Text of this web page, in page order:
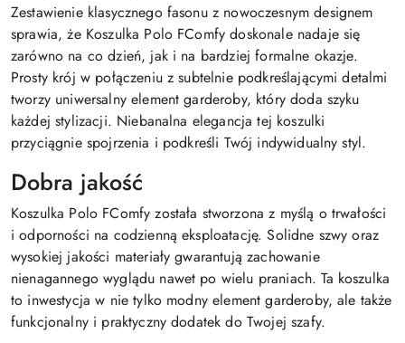
Zestawienie klasycznego fasonu z nowoczesnym designem
sprawia, że Koszulka Polo FComfy doskonale nadaje się
zarówno na co dzień, jak i na bardziej formalne okazje.
Prosty krój w połączeniu z subtelnie podkreślającymi detalmi
tworzy uniwersalny element garderoby, który doda szyku
każdej stylizacji. Niebanalna elegancja tej koszulki
przyciągnie spojrzenia i podkreśli Twój indywidualny styl.
Dobra jakość
Koszulka Polo FComfy została stworzona z myślą o trwałości
i odporności na codzienną eksploatację. Solidne szwy oraz
wysokiej jakości materiały gwarantują zachowanie
nienagannego wyglądu nawet po wielu praniach. Ta koszulka
to inwestycja w nie tylko modny element garderoby, ale także
funkcjonalny i praktyczny dodatek do Twojej szafy.